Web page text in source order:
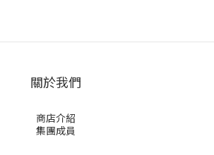
關於我們
商店介紹
集團成員